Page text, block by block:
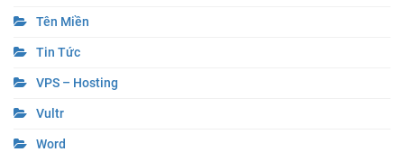
Tên Miền
Tin Tức
VPS – Hosting
Vultr
Word